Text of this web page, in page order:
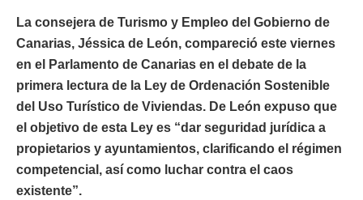
La consejera de Turismo y Empleo del Gobierno de
Canarias, Jéssica de León, compareció este viernes
en el Parlamento de Canarias en el debate de la
primera lectura de la Ley de Ordenación Sostenible
del Uso Turístico de Viviendas. De León expuso que
el objetivo de esta Ley es “dar seguridad jurídica a
propietarios y ayuntamientos, clarificando el régimen
competencial, así como luchar contra el caos
existente”.